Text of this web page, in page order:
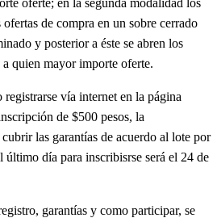
de compra en un sobre cerrado
y posterior a éste se abren los
quien mayor importe oferte.
registrarse vía internet en la página
de $500 pesos, la
las garantías de acuerdo al lote por
último día para inscribisrse será el 24 de
garantías y como participar, se